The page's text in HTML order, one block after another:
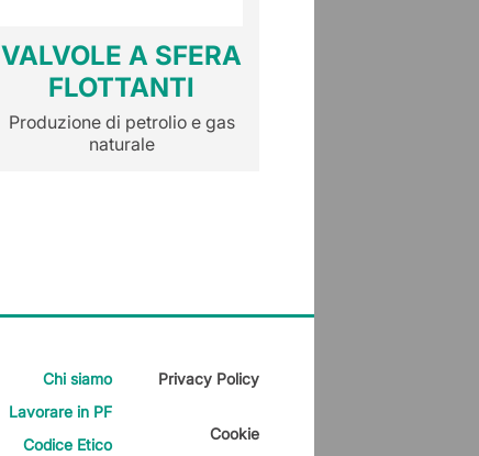
VALVOLE A SFERA
FLOTTANTI
Produzione di petrolio e gas
naturale
Chi siamo
Lavorare in PF
Codice Etico
Privacy Policy
Cookie